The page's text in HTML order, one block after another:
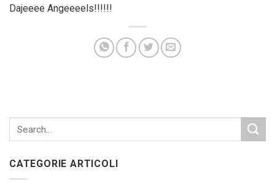
Dajeeee Angeeeels!!!!!!
CATEGORIE ARTICOLI